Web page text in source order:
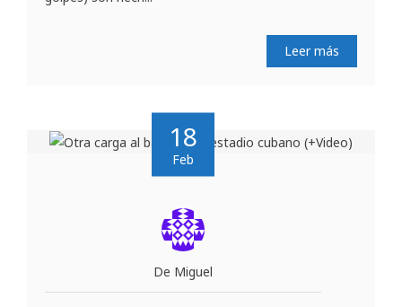
Leer más
18
Feb
De Miguel